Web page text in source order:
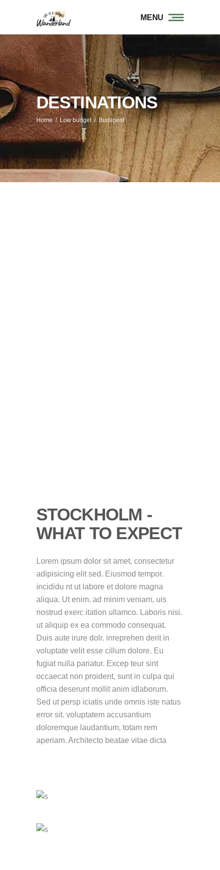
MENU
DESTINATIONS
Home / Low budget/ Budapest
STOCKHOLM -
WHAT TO EXPECT
Lorem ipsum dolor sit amet, consectetur
adipisicing elit sed. Eiusmod tempor.
incididu nt ut labore et dolore magna
aliqua. Ut enim. ad minim veniam, uis
nostrud exerc itation ullamco. Laboris nisi.
ut aliquip ex ea commodo consequat.
Duis aute irure dolr. inreprehen derit in
voluptate velit esse cillum dolore. Eu
fugiat nulla pariatur. Excep teur sint
occaecat non proident, sunt in culpa qui
officia deserunt mollit anim idlaborum.
Sed ut persp iciatis unde omnis iste natus
error sit. voluptatem accusantium
doloremque laudantium, totam rem
aperiam. Architecto beatae vitae dicta